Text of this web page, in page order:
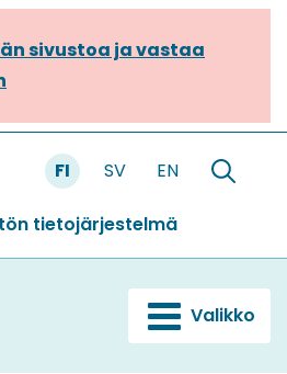
sivustoa ja vastaa
FI SV EN
Hae
tietojärjestelmä
Valikko